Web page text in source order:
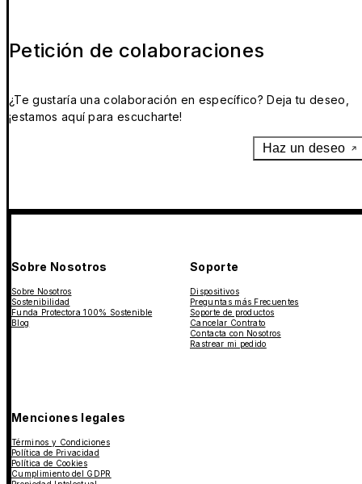
Petición de colaboraciones
¿Te gustaría una colaboración en específico? Deja tu deseo,
¡estamos aquí para escucharte!
Haz un deseo
Sobre Nosotros
Sobre Nosotros
Sostenibilidad
Funda Protectora 100% Sostenible
Blog
Soporte
Dispositivos
Preguntas más Frecuentes
Soporte de productos
Cancelar Contrato
Contacta con Nosotros
Rastrear mi pedido
Menciones legales
Términos y Condiciones
Política de Privacidad
Política de Cookies
Cumplimiento del GDPR